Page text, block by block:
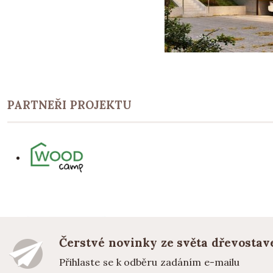
PARTNEŘI PROJEKTU
Čerstvé novinky ze světa
Přihlaste se k odběru zadáním e-mailu